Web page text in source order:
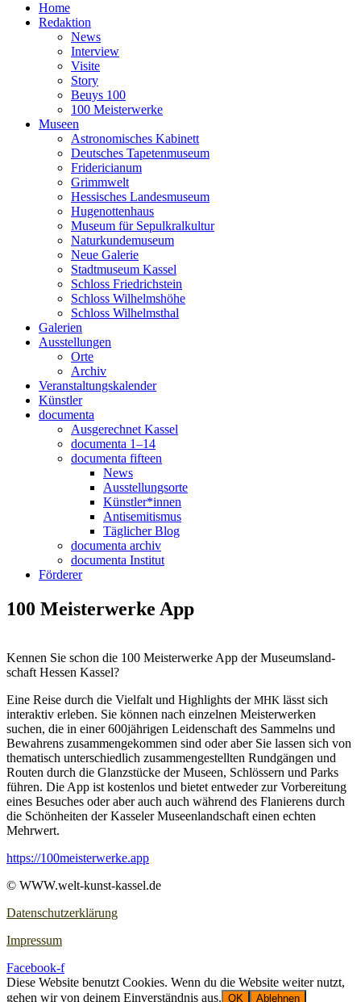
Home
Redaktion
News
Interview
Visite
Story
Beuys 100
100 Meisterwerke
Museen
Astronomisches Kabinett
Deutsches Tapetenmuseum
Fridericianum
Grimmwelt
Hessisches Landesmuseum
Hugenottenhaus
Museum für Sepulkralkultur
Naturkundemuseum
Neue Galerie
Stadtmuseum Kassel
Schloss Friedrichstein
Schloss Wilhelmshöhe
Schloss Wilhelmsthal
Galerien
Ausstellungen
Orte
Archiv
Veranstaltungskalender
Künstler
documenta
Ausgerechnet Kassel
documenta 1–14
documenta fifteen
News
Ausstellungsorte
Künstler*innen
Antisemitismus
Täglicher Blog
documenta archiv
documenta Institut
Förderer
100 Meisterwerke App
Ken­nen Sie schon die 100 Meis­ter­wer­ke App der Muse­ums­land­
schaft Hes­sen Kassel?
Eine Rei­se durch die Viel­falt und High­lights derMHK lässt sich
inter­ak­tiv erle­ben. Sie kön­nen nach ein­zel­nen Meis­ter­wer­ken
suchen, die in einer 600jährigen Lei­den­schaft des Sam­melns und
Bewah­rens zusam­men­ge­kom­men sind oder aber Sie las­sen sich von
the­ma­tisch unter­schied­lich zusam­men­ge­stell­ten Rund­gän­gen und
Rou­ten durch die Glanz­stü­cke der Muse­en, Schlös­sern und Parks
füh­ren. Die App ist kos­ten­los und bie­tet ent­we­der zur Vor­be­rei­tung
eines Besu­ches oder aber auch auch wäh­rend des Fla­nie­rens durch
die Schön­hei­ten der Kas­se­ler Muse­en­land­schaft einen ech­ten
Mehrwert.
https://100meisterwerke.app
© WWW.welt-kunst-kassel.de
Datenschutzerklärung
Impressum
Facebook-f
Diese Website benutzt Cookies. Wenn du die Website weiter nutzt,
gehen wir von deinem Einverständnis aus. OK Ablehnen